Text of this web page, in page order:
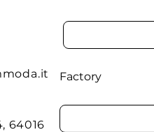
64016
Factory